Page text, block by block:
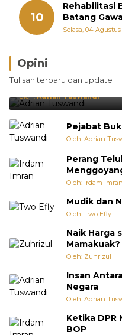
10
Rehabilitasi
Batang
Rolanda
Selasa, 04 Agustus
Opini
Tulisan terbaru dan update
Brasil Lebih
Punya Cara Membuat
Oleh:Adrian Tuswandi
Pejabat
Oleh: Adrian
Perang
Oleh: Irdam Imran
Mudik dan
Oleh: Two Efly
Naik Harga
Mamakuak?
Oleh: Zuhrizul
Insan
Negara
Oleh: Adrian
Ketika DPR
BOP